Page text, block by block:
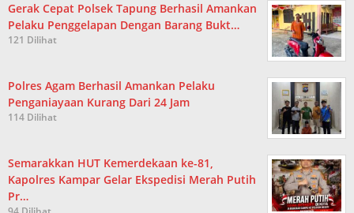
Gerak Cepat Polsek Tapung Berhasil Amankan
Pelaku Penggelapan Dengan Barang Bukt…
121 Dilihat
Polres Agam Berhasil Amankan Pelaku
Penganiayaan Kurang Dari 24 Jam
114 Dilihat
Semarakkan HUT Kemerdekaan ke-81,
Kapolres Kampar Gelar Ekspedisi Merah Putih
Pr…